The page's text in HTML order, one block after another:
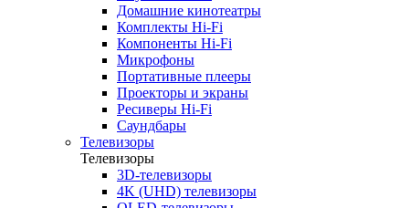
Домашние кинотеатры
Комплекты Hi-Fi
Компоненты Hi-Fi
Микрофоны
Портативные плееры
Проекторы и экраны
Ресиверы Hi-Fi
Саундбары
Телевизоры
Телевизоры
3D-телевизоры
4K (UHD) телевизоры